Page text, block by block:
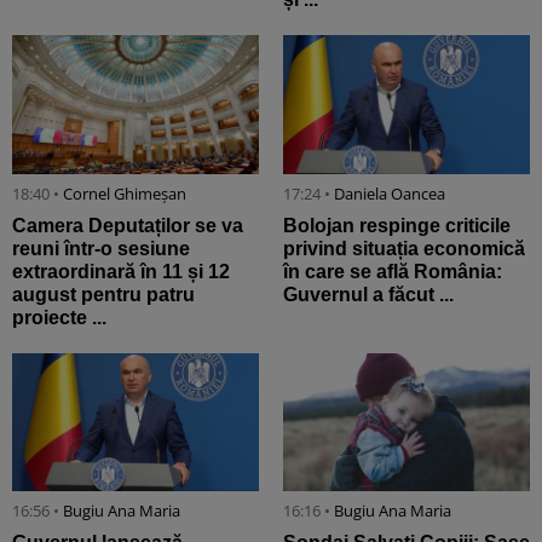
18:40 • Cornel Ghimeșan
Camera Deputaților se va
reuni într-o sesiune
extraordinară în 11 și 12
august pentru patru
proiecte ...
17:24 • Daniela Oancea
Bolojan respinge criticile
privind situația economică
în care se află România:
Guvernul a făcut ...
16:56 • Bugiu ⁠Ana Maria 16:16 • Bugiu ⁠Ana Maria